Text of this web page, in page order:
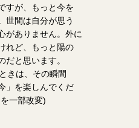
すが、もっと今を
世間は自分が思う
がありません。外に
れど、もっと陽の
だと思います。
きは、その瞬間
」を楽しんでくだ
一部改変)